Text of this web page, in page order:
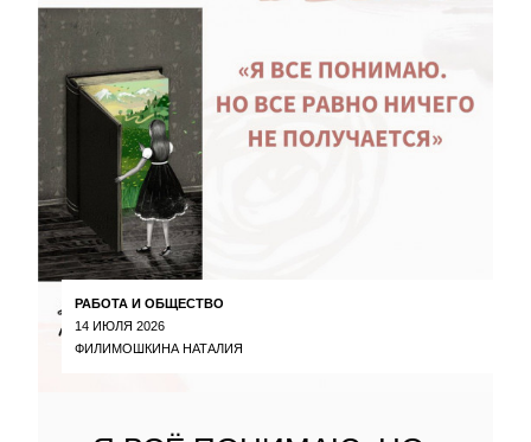
РАБОТА И ОБЩЕСТВО
14 ИЮЛЯ 2026
ФИЛИМОШКИНА НАТАЛИЯ